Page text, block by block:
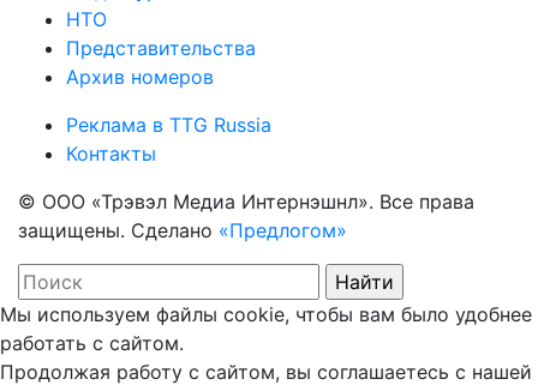
НТО
Представительства
Архив номеров
Реклама в TTG Russia
Контакты
© ООО «Трэвэл Медиа Интернэшнл». Все права
защищены. Сделано «Предлогом»
Мы используем файлы cookie, чтобы вам было удобнее
работать с сайтом.
Продолжая работу с сайтом, вы соглашаетесь с нашей